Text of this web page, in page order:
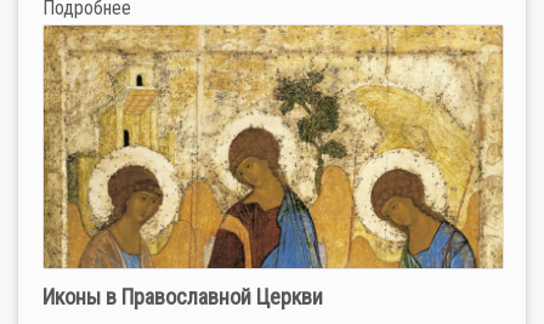
Подробнее
Иконы в Православной Церкви